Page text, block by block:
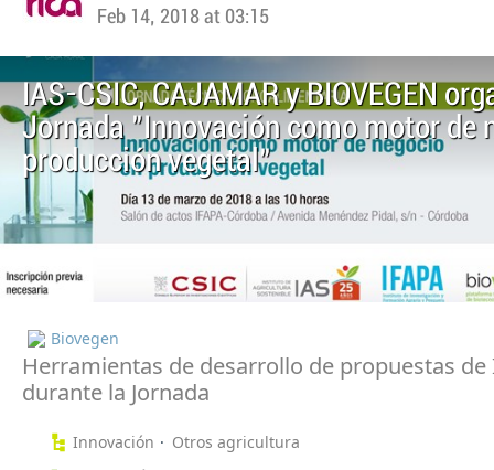
Feb 14, 2018 at 03:15
IAS-CSIC, CAJAMAR y BIOVEGEN
Jornada "Innovación como motor de
producción vegetal"
Biovegen
Herramientas de desarrollo de propuestas de
durante la Jornada
Innovación
Otros agricultura